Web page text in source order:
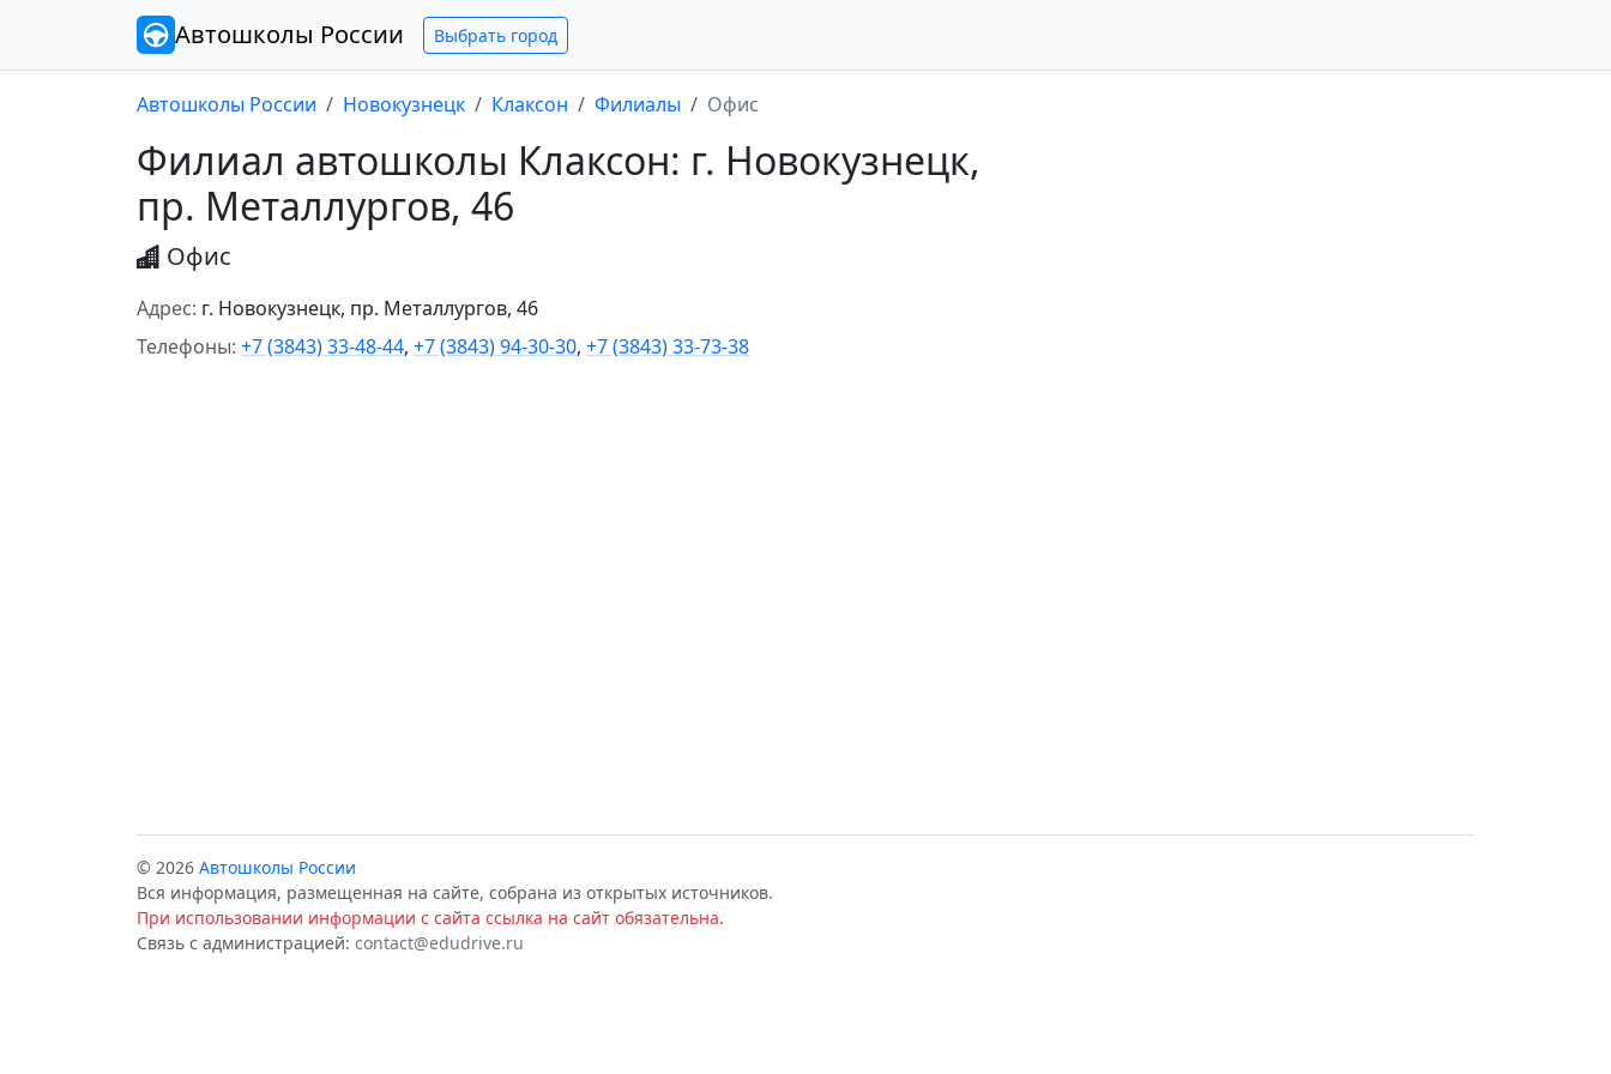
Автошколы России Выбрать город
Автошколы России Новокузнецк Клаксон Филиалы Офис
Филиал автошколы Клаксон: г. Новокузнецк,
пр. Металлургов, 46
Офис
Адрес: г. Новокузнецк, пр. Металлургов, 46
Телефоны: +7 (3843) 33-48-44, +7 (3843) 94-30-30, +7 (3843) 33-73-38
© 2026 Автошколы России
Вся информация, размещенная на сайте, собрана из открытых источников.
При использовании информации с сайта ссылка на сайт обязательна.
Связь с администрацией: contact@edudrive.ru